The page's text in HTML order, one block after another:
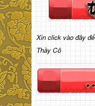
Xin click vào đây
Thầy Cô